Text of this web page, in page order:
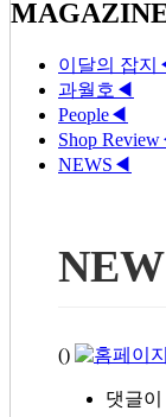
이달의 잡지
과월호 ◀
People◀
Shop Review
NEWS ◀
()
댓글